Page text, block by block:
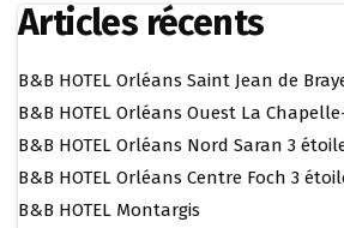
Articles récents
B&B HOTEL Orléans Saint Jean de
B&B HOTEL Orléans Ouest La
B&B HOTEL Orléans Nord Saran 3
B&B HOTEL Orléans Centre Foch 3
B&B HOTEL Montargis